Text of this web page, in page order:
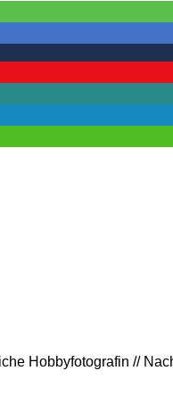
Hobbyfotografin //